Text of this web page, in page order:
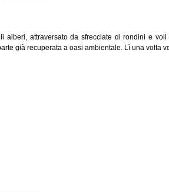
alberi, attraversato da sfrecciate di rondini e
già recuperata a oasi ambientale. Lì una volta